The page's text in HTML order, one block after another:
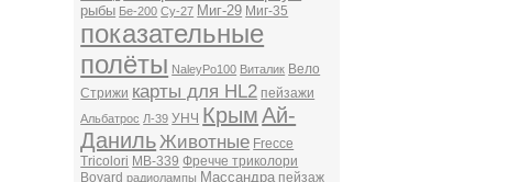
рыбы Бе-200 Су-27 Миг-29 Миг-35
показательные
полёты NaleyPo100 Виталик Вело
Стрижи карты для HL2 пейзажи
Альбатрос Л-39 УНЧ КрымАй-
ДанильЖивотные Frecce
Tricolori MB-339 Фречче триколори
Boyard радиолампы Массандра пейзаж